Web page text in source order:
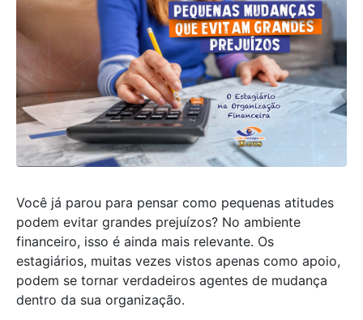
Você já parou para pensar como pequenas atitudes
podem evitar grandes prejuízos? No ambiente
financeiro, isso é ainda mais relevante. Os
estagiários, muitas vezes vistos apenas como apoio,
podem se tornar verdadeiros agentes de mudança
dentro da sua organização.